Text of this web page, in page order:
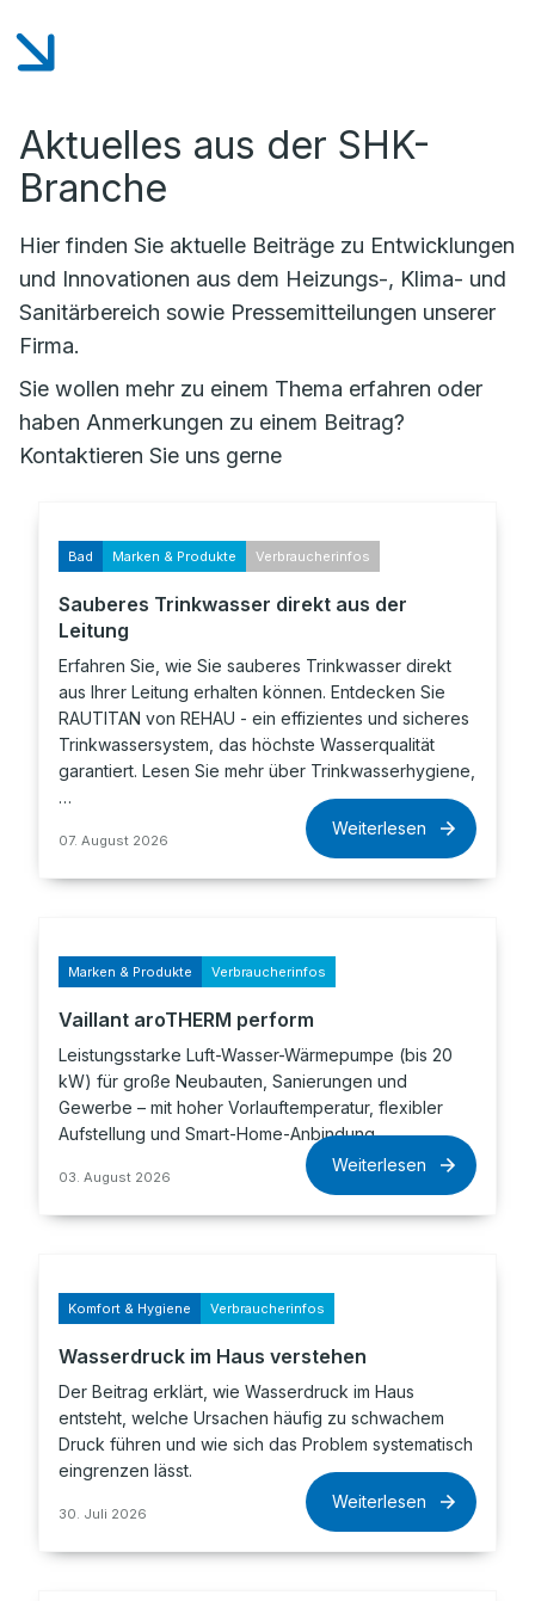
Aktuelles aus der SHK-
Branche
Hier finden Sie aktuelle Beiträge zu Entwicklungen
und Innovationen aus dem Heizungs-, Klima- und
Sanitärbereich sowie Pressemitteilungen unserer
Firma.
Sie wollen mehr zu einem Thema erfahren oder
haben Anmerkungen zu einem Beitrag?
Kontaktieren Sie uns gerne
Bad Marken & Produkte Verbraucherinfos
Sauberes Trinkwasser direkt aus der
Leitung
Erfahren Sie, wie Sie sauberes Trinkwasser direkt
aus Ihrer Leitung erhalten können. Entdecken Sie
RAUTITAN von REHAU - ein effizientes und sicheres
Trinkwassersystem, das höchste Wasserqualität
garantiert. Lesen Sie mehr über Trinkwasserhygiene,
…
07. August 2026
Weiterlesen
Marken & Produkte Verbraucherinfos
Vaillant aroTHERM perform
Leistungsstarke Luft-Wasser-Wärmepumpe (bis 20
kW) für große Neubauten, Sanierungen und
Gewerbe – mit hoher Vorlauftemperatur, flexibler
Aufstellung und Smart-Home-Anbindung.
03. August 2026
Weiterlesen
Komfort & Hygiene Verbraucherinfos
Wasserdruck im Haus verstehen
Der Beitrag erklärt, wie Wasserdruck im Haus
entsteht, welche Ursachen häufig zu schwachem
Druck führen und wie sich das Problem systematisch
eingrenzen lässt.
30. Juli 2026
Weiterlesen